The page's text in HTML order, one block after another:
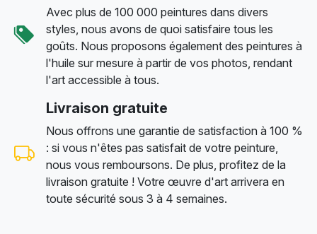
Avec plus de 100 000 peintures dans divers
styles, nous avons de quoi satisfaire tous les
goûts. Nous proposons également des peintures à
l'huile sur mesure à partir de vos photos, rendant
l'art accessible à tous.
Livraison gratuite
Nous offrons une garantie de satisfaction à 100 %
: si vous n'êtes pas satisfait de votre peinture,
nous vous remboursons. De plus, profitez de la
livraison gratuite ! Votre œuvre d'art arrivera en
toute sécurité sous 3 à 4 semaines.